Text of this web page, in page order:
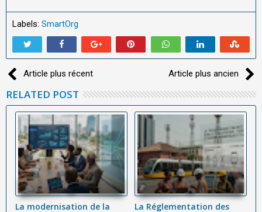
Labels: SmartOrg
Article plus récent Article plus ancien
RELATED POST
La modernisation de la
La Réglementation des